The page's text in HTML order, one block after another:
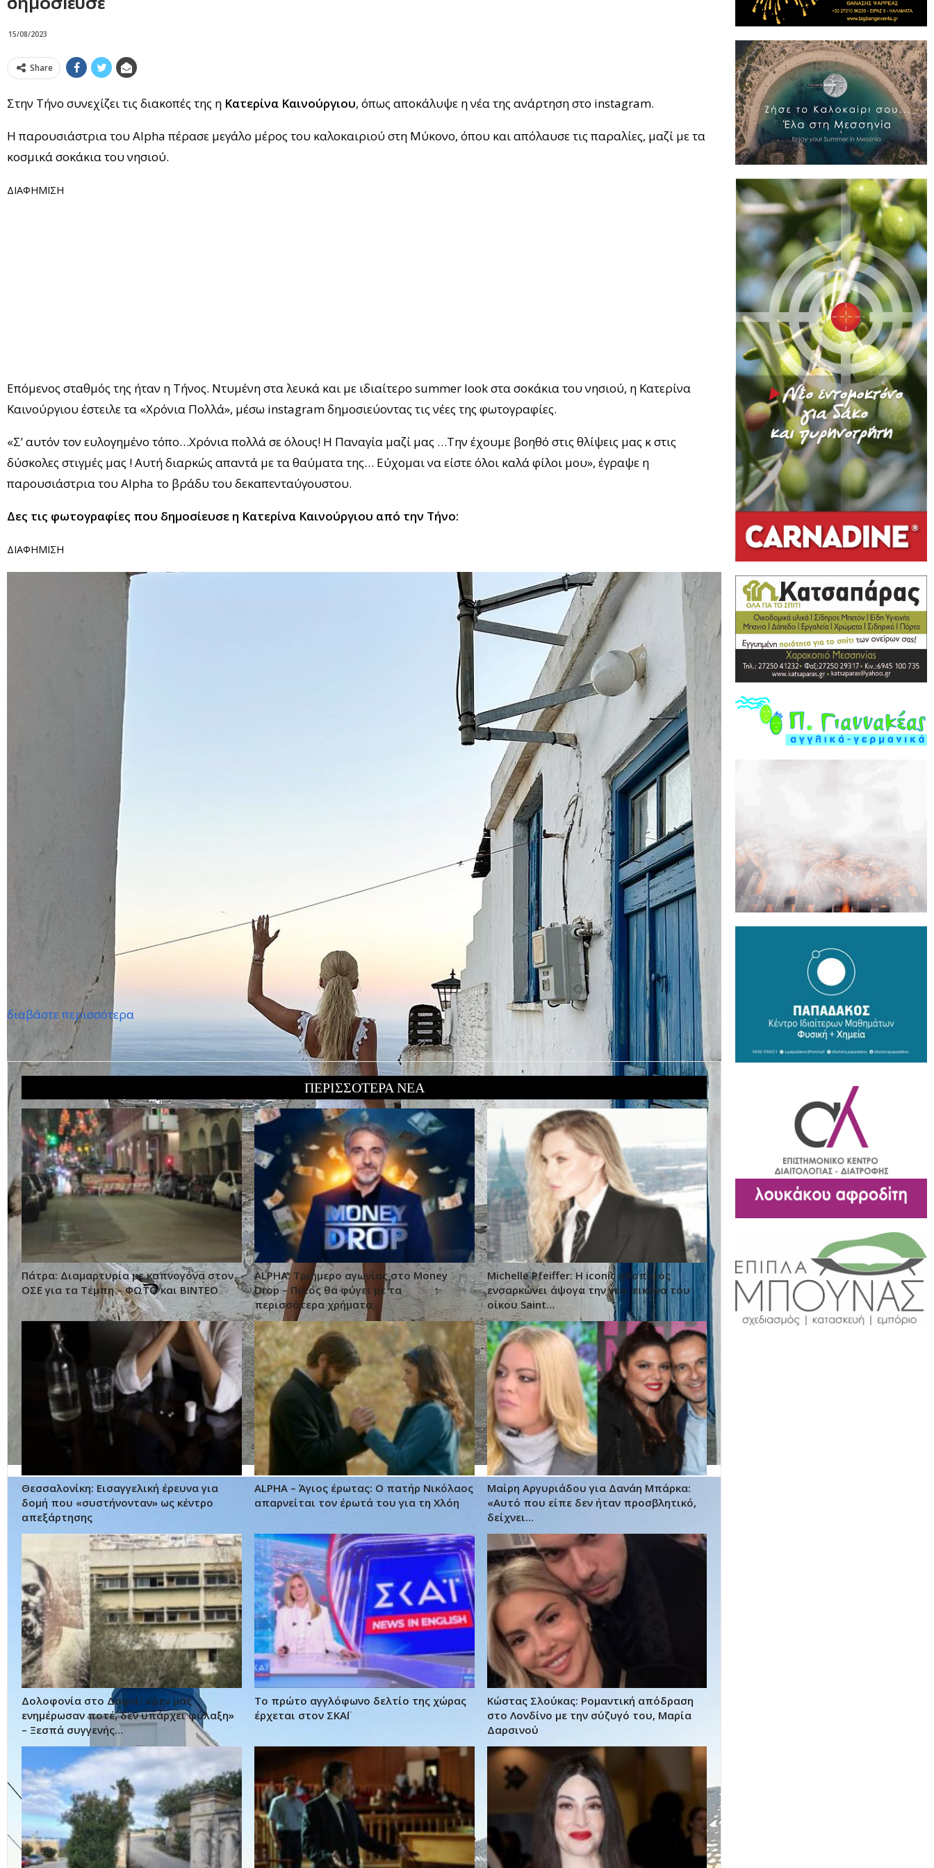
15/08/2023
Share
Στην Τήνο συνεχίζει τις διακοπές της η Κατερίνα Καινούργιου, όπως αποκάλυψε η νέα της ανάρτηση στο instagram.
Η παρουσιάστρια του Alpha πέρασε μεγάλο μέρος του καλοκαιριού στη Μύκονο, όπου και απόλαυσε τις παραλίες, μαζί με τα
κοσμικά σοκάκια του νησιού.
ΔΙΑΦΗΜΙΣΗ
Επόμενος σταθμός της ήταν η Τήνος. Ντυμένη στα λευκά και με ιδιαίτερο summer look στα σοκάκια του νησιού, η Κατερίνα
Καινούργιου έστειλε τα «Χρόνια Πολλά», μέσω instagram δημοσιεύοντας τις νέες της φωτογραφίες.
«Σ’ αυτόν τον ευλογημένο τόπο…Χρόνια πολλά σε όλους! Η Παναγία μαζί μας …Την έχουμε βοηθό στις θλίψεις μας κ στις
δύσκολες στιγμές μας ! Αυτή διαρκώς απαντά με τα θαύματα της… Εύχομαι να είστε όλοι καλά φίλοι μου», έγραψε η
παρουσιάστρια του Alpha το βράδυ του δεκαπενταύγουστου.
Δες τις φωτογραφίες που δημοσίευσε η Κατερίνα Καινούργιου από την Τήνο:
ΔΙΑΦΗΜΙΣΗ
διαβάστε περισσότερα
ΠΕΡΙΣΣΟΤΕΡΑ ΝΕΑ
Πάτρα: Διαμαρτυρία με καπνογόνα στον
ΟΣΕ για τα Τέμπη – ΦΩΤΟ και ΒΙΝΤΕΟ
ALPHA: Τριήμερο αγωνίας στο Money
Drop – Ποιος θα φύγει με τα
περισσότερα χρήματα;
Michelle Pfeiffer: Η iconic ηθοποιός
ενσαρκώνει άψογα την νέα εικόνα του
oίκου Saint…
Θεσσαλονίκη: Εισαγγελική έρευνα για
δομή που «συστήνονταν» ως κέντρο
απεξάρτησης
ALPHA – Άγιος έρωτας: Ο πατήρ Νικόλαος
απαρνείται τον έρωτά του για τη Χλόη
Μαίρη Αργυριάδου για Δανάη Μπάρκα:
«Αυτό που είπε δεν ήταν προσβλητικό,
δείχνει…
Δολοφονία στο Δαφνί: «Δεν μας
ενημέρωσαν ποτέ, δεν υπάρχει φύλαξη»
– Ξεσπά συγγενής…
Το πρώτο αγγλόφωνο δελτίο της χώρας
έρχεται στον ΣΚΑΪ
Κώστας Σλούκας: Ρομαντική απόδραση
στο Λονδίνο με την σύζυγό του, Μαρία
Δαρσινού